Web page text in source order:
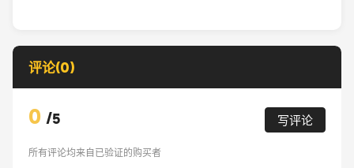
评论(0)
0 /5 写评论
所有评论均来自已验证的购买者